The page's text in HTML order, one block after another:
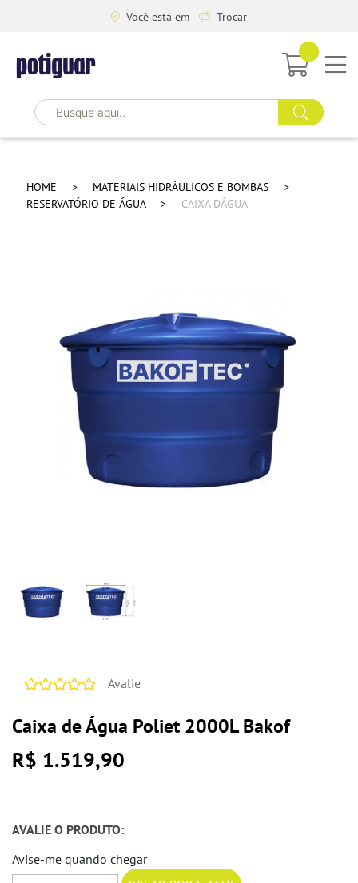
Você está em Trocar
HOME
MATERIAIS HIDRÁULICOS E BOMBAS
RESERVATÓRIO DE ÁGUA
CAIXA DÁGUA
Avalie
Caixa de Água Poliet 2000L Bakof
R$ 1.519,90
AVALIE O PRODUTO:
Avise-me quando chegar